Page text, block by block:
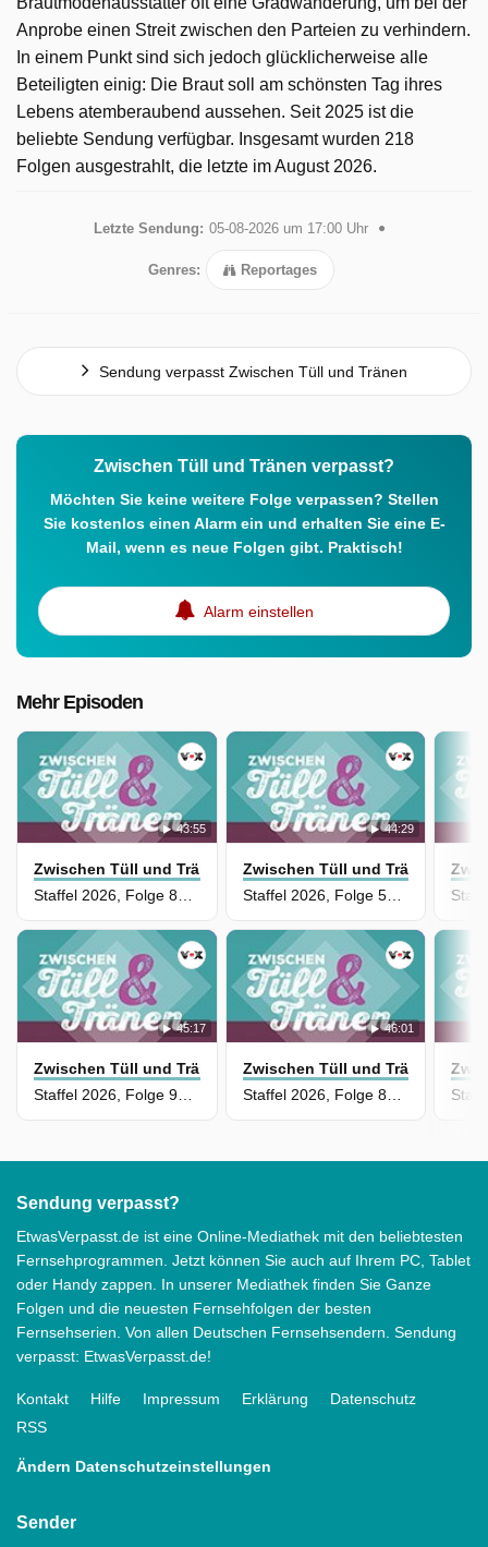
Anprobe einen Streit zwischen den Parteien zu verhindern.
In einem Punkt sind sich jedoch glücklicherweise alle
Beteiligten einig: Die Braut soll am schönsten Tag ihres
Lebens atemberaubend aussehen. Seit 2025 ist die
beliebte Sendung verfügbar. Insgesamt wurden 218
Folgen ausgestrahlt, die letzte im August 2026.
Letzte Sendung: 05-08-2026 um 17:00 Uhr
Genres: Reportages
Sendung verpasst Zwischen Tüll und Tränen
Zwischen Tüll und Tränen verpasst?
Möchten Sie keine weitere Folge verpassen? Stellen
Sie kostenlos einen Alarm ein und erhalten Sie eine E-
Mail, wenn es neue Folgen gibt. Praktisch!
Alarm einstellen
Mehr Episoden
43:55
Zwischen Tüll und Tränen
Staffel 2026, Folge 89 - Zu Gast bei Christian Sailler in Böttingen
44:29
Zwischen Tüll und Tränen
Staffel 2026, Folge 52 - Traurednerin auf Brautkleidsuche
45:17
Zwischen Tüll und Tränen
46:01
Zwischen Tüll und Tränen
Staffel 2026, Folge 87 - Zu Gast bei "PF Unikate" in Wildberg
Sendung verpasst?
EtwasVerpasst.de ist eine Online-Mediathek mit den beliebtesten
Fernsehprogrammen. Jetzt können Sie auch auf Ihrem PC, Tablet
oder Handy zappen. In unserer Mediathek finden Sie Ganze
Folgen und die neuesten Fernsehfolgen der besten
Fernsehserien. Von allen Deutschen Fernsehsendern. Sendung
verpasst: EtwasVerpasst.de!
Kontakt Hilfe Impressum Erklärung
Datenschutz
RSS
Ändern Datenschutzeinstellungen
Sender